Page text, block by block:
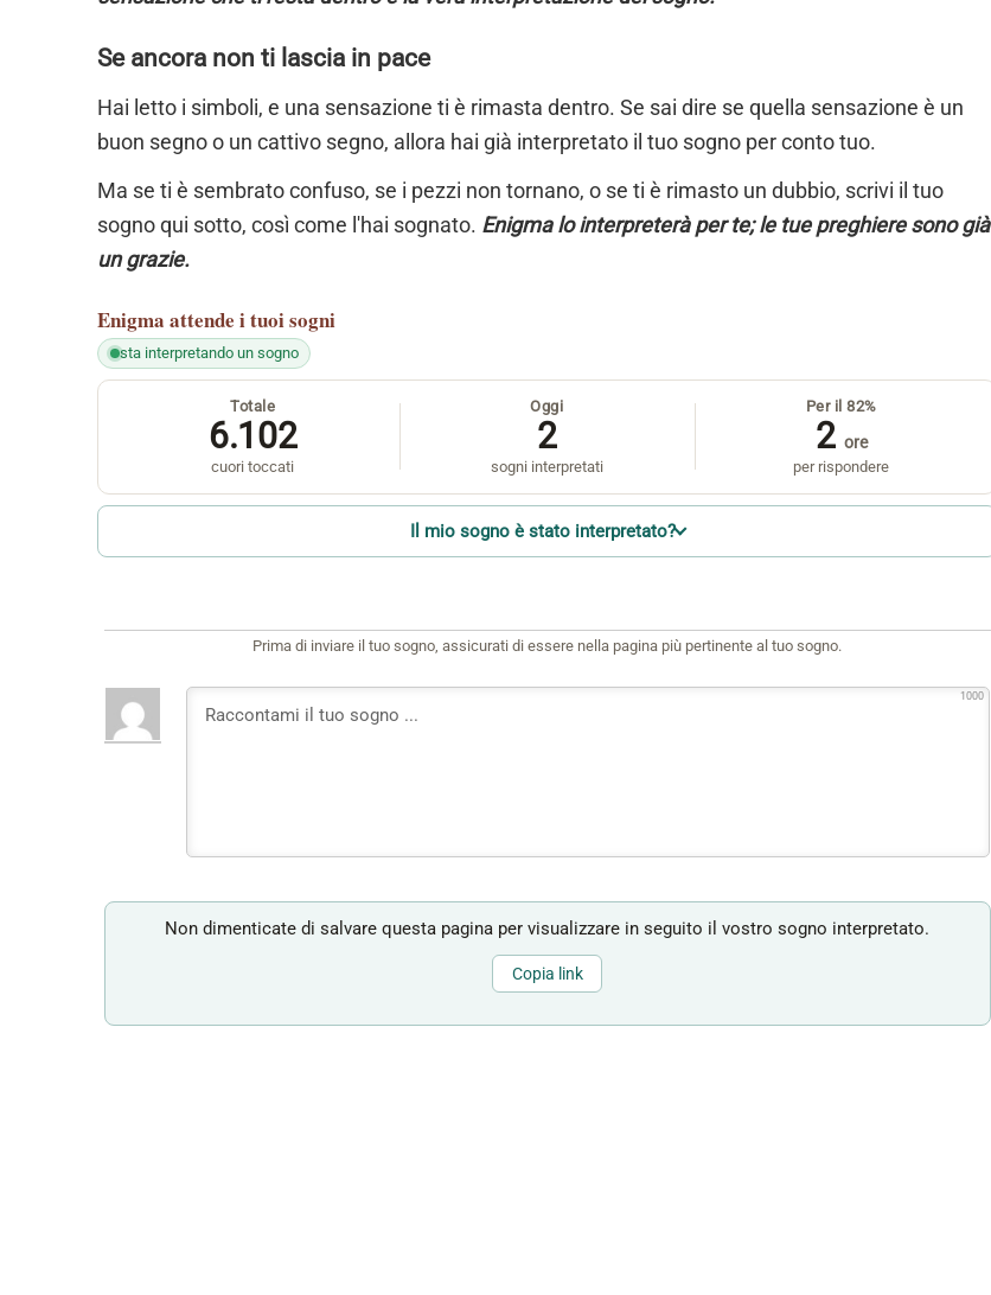
Se ancora non ti lascia in pace
Hai letto i simboli, e una sensazione ti è rimasta dentro. Se sai dire se quella sensazione è un
buon segno o un cattivo segno, allora hai già interpretato il tuo sogno per conto tuo.
Ma se ti è sembrato confuso, se i pezzi non tornano, o se ti è rimasto un dubbio, scrivi il tuo
sogno qui sotto, così come l'hai sognato. Enigma lo interpreterà per te; le tue preghiere sono già
un grazie.
Enigma attende i tuoi sogni
sta interpretando un sogno
Totale
6.102
cuori toccati
Oggi
2
sogni interpretati
Per il 82%
2 ore
per rispondere
Il mio sogno è stato interpretato?
Prima di inviare il tuo sogno, assicurati di essere nella pagina più pertinente al tuo sogno.
1000
Non dimenticate di salvare questa pagina per visualizzare in seguito il vostro sogno interpretato.
Copia link